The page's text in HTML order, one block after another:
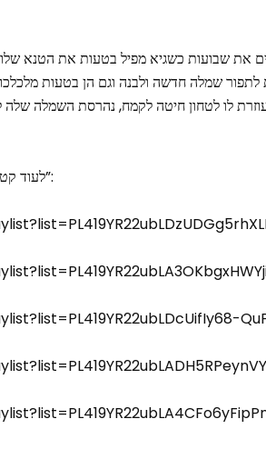
את שבועות כשגיא מפיל בטעות את הטנא
לתפור שמלה חדשה ולבנה וגם הן בטעות
לו לטחון חיטה לקמח, נהרסת השמלה שלה
לעוד קטעים של מתוך “יש לי חג עם רינת וחברים”: